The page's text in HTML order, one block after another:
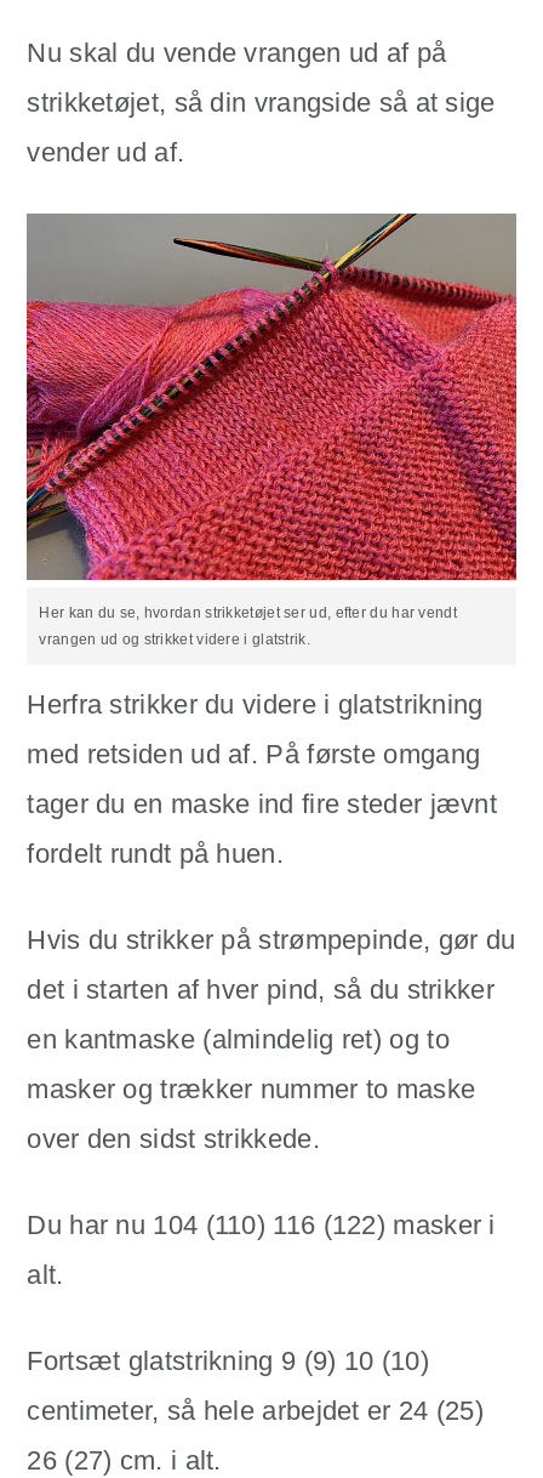
Nu skal du vende vrangen ud af på
strikketøjet, så din vrangside så at sige
vender ud af.
Her kan du se, hvordan strikketøjet ser ud, efter du har vendt
vrangen ud og strikket videre i glatstrik.
Herfra strikker du videre i glatstrikning
med retsiden ud af. På første omgang
tager du en maske ind fire steder jævnt
fordelt rundt på huen.
Hvis du strikker på strømpepinde, gør du
det i starten af hver pind, så du strikker
en kantmaske (almindelig ret) og to
masker og trækker nummer to maske
over den sidst strikkede.
Du har nu 104 (110) 116 (122) masker i
alt.
Fortsæt glatstrikning 9 (9) 10 (10)
centimeter, så hele arbejdet er 24 (25)
26 (27) cm. i alt.